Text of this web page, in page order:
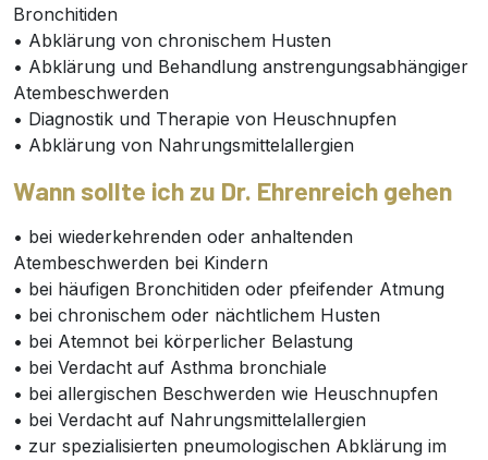
Bronchitiden
• Abklärung von chronischem Husten
• Abklärung und Behandlung anstrengungsabhängiger
Atembeschwerden
• Diagnostik und Therapie von Heuschnupfen
• Abklärung von Nahrungsmittelallergien
Wann sollte ich zu Dr. Ehrenreich gehen
• bei wiederkehrenden oder anhaltenden
Atembeschwerden bei Kindern
• bei häufigen Bronchitiden oder pfeifender Atmung
• bei chronischem oder nächtlichem Husten
• bei Atemnot bei körperlicher Belastung
• bei Verdacht auf Asthma bronchiale
• bei allergischen Beschwerden wie Heuschnupfen
• bei Verdacht auf Nahrungsmittelallergien
• zur spezialisierten pneumologischen Abklärung im